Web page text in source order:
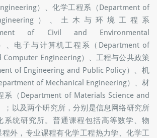
系组成：生物医学工程系（Department of
）、化学工程系（Department of
Engineering）、土木与环境工程系
of Civil and Environmental
、电子与计算机工程系（Department of
Computer Engineering）、工程与公共政策
of Engineering and Public Policy）、机
of Mechanical Engineering）、材
系（Department of Materials Science and
；以及两个研究所，分别是信息网络研究所
系统研究所。普通课程包括高等数学、物